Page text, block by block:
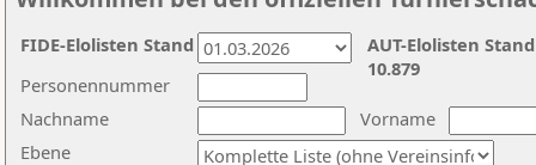
Nachname
Vorname
Ebene
Personennummer
AUT-Elolisten
10.879
FIDE-Elolisten Stand